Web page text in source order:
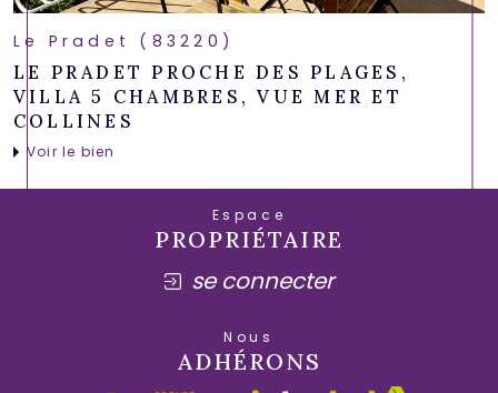
Le Pradet (83220)
LE PRADET PROCHE DES PLAGES,
VILLA 5 CHAMBRES, VUE MER ET
COLLINES
Voir le bien
Espace
PROPRIÉTAIRE
se connecter
Nous
ADHÉRONS